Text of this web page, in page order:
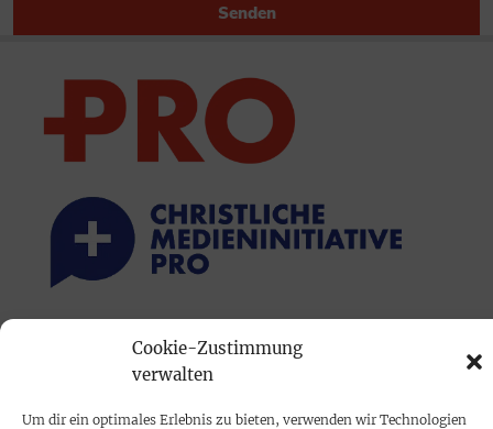
Cookie-Zustimmung
verwalten
Um dir ein optimales Erlebnis zu bieten, verwenden wir Technologien
Senden
PRINTAUSGABE
Mediadaten